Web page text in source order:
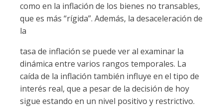
como en la inflación de los bienes no transables,
que es más “rígida”. Además, la desaceleración de
la
tasa de inflación se puede ver al examinar la
dinámica entre varios rangos temporales. La
caída de la inflación también influye en el tipo de
interés real, que a pesar de la decisión de hoy
sigue estando en un nivel positivo y restrictivo.